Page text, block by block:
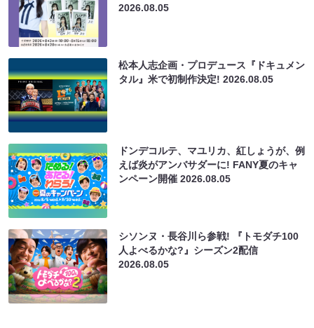
2026.08.05
松本人志企画・プロデュース『ドキュメン
タル』米で初制作決定!2026.08.05
ドンデコルテ、マユリカ、紅しょうが、例
えば炎がアンバサダーに! FANY夏のキャ
ンペーン開催2026.08.05
シソンヌ・長谷川ら参戦! 『トモダチ100
人よべるかな?』シーズン2配信
2026.08.05